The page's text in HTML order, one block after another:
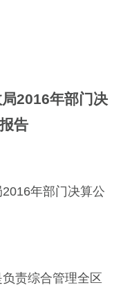
2016年部门决
告
6年部门 决算公
责综合管理全区